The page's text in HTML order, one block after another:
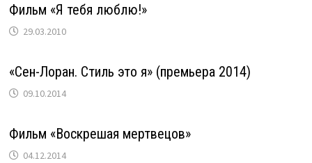
Фильм «Я тебя люблю!»
29.03.2010
«Сен-Лоран. Стиль это я» (премьера 2014)
09.10.2014
Фильм «Воскрешая мертвецов»
04.12.2014